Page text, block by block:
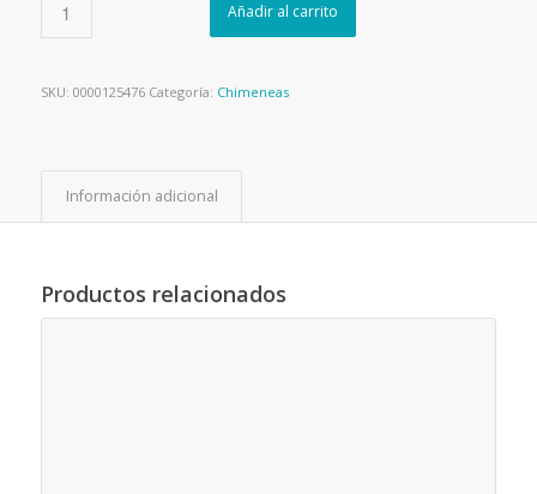
Añadir al carrito
SKU: 0000125476 Categoría: Chimeneas
Información adicional
Productos relacionados